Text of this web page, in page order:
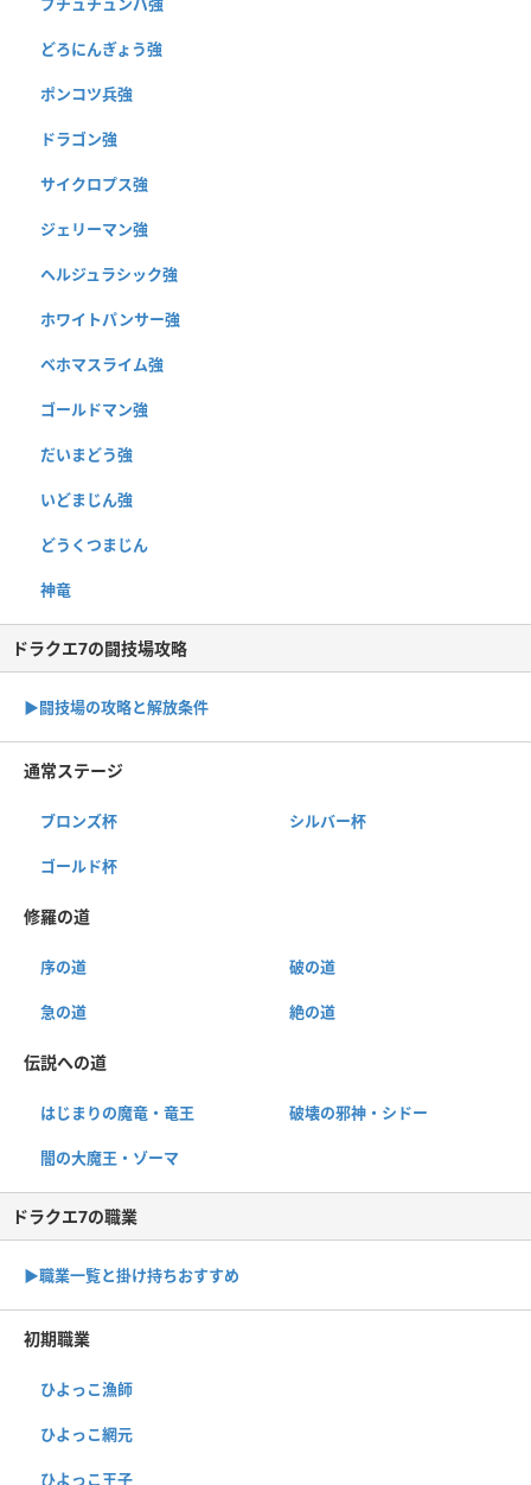
どろにんぎょう強
ポンコツ兵強
ドラゴン強
サイクロプス強
ジェリーマン強
ヘルジュラシック強
ホワイトパンサー強
ベホマスライム強
ゴールドマン強
だいまどう強
いどまじん強
どうくつまじん
神竜
ドラクエ7の闘技場攻略
▶︎闘技場の攻略と解放条件
通常ステージ
ブロンズ杯 シルバー杯
ゴールド杯
修羅の道
序の道 破の道
急の道 絶の道
伝説への道
はじまりの魔竜・竜王 破壊の邪神・シドー
闇の大魔王・ゾーマ
ドラクエ7の職業
▶︎職業一覧と掛け持ちおすすめ
初期職業
ひよっこ漁師
ひよっこ網元
ひよっこ王子